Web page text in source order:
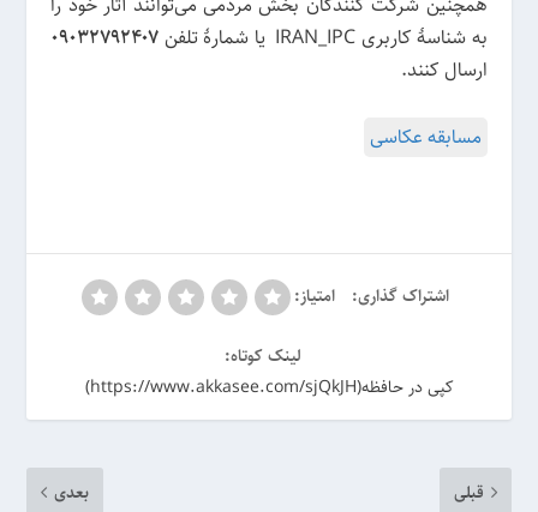
به شناسهٔ کاربری IRAN_IPC یا شمارهٔ تلفن
۰۹۰۳۲۷۹۲۴۰۷
ارسال کنند.
مسابقه عکاسی
اشتراک گذاری: امتیاز:
لینک کوتاه:
کپی در حافظه(https://www.akkasee.com/sjQkJH)
قبلی بعدی